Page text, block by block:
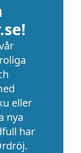
eller
nya
har